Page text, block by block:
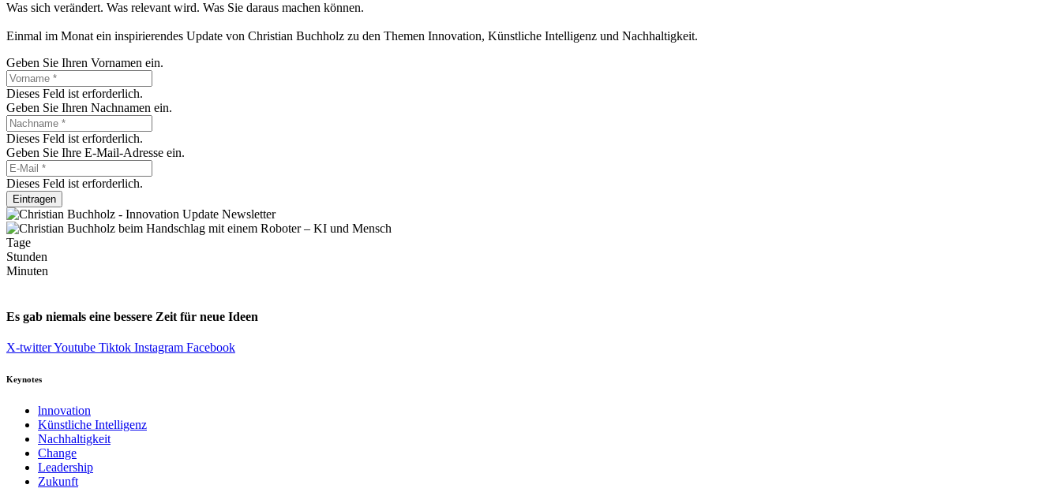
Was sich verändert. Was relevant wird. Was Sie daraus machen können.
Einmal im Monat ein inspirierendes Update von Christian Buchholz zu den Themen Innovation, Künstliche Intelligenz und Nachhaltigkeit.
Geben Sie Ihren Vornamen ein.
Dieses Feld ist erforderlich.
Geben Sie Ihren Nachnamen ein.
Dieses Feld ist erforderlich.
Geben Sie Ihre E-Mail-Adresse ein.
Dieses Feld ist erforderlich.
Eintragen
Tage
Stunden
Minuten
Es gab niemals eine bessere Zeit für neue Ideen
X-twitterYoutube Tiktok Instagram Facebook
Keynotes
lnnovation
Künstliche Intelligenz
Nachhaltigkeit
Change
Leadership
Zukunft